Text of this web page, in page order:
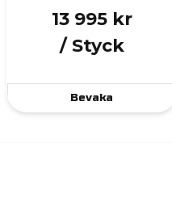
13 995 kr
/ Styck
Bevaka